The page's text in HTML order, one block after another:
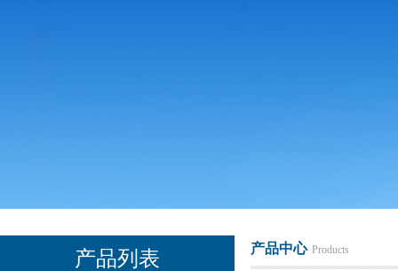
产品列表 产品中心 Products